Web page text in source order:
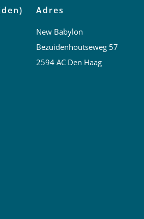
Adres
New Babylon
Bezuidenhoutseweg 57
2594 AC Den Haag